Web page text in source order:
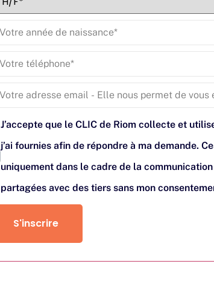
J’accepte que le CLIC de Riom collecte et
j’ai fournies afin de répondre à ma demande.
uniquement dans le cadre de la
partagées avec des tiers sans mon
S'inscrire